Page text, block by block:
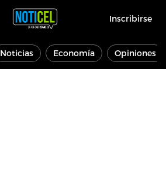
Inscribirse
Noticias Economía Opiniones